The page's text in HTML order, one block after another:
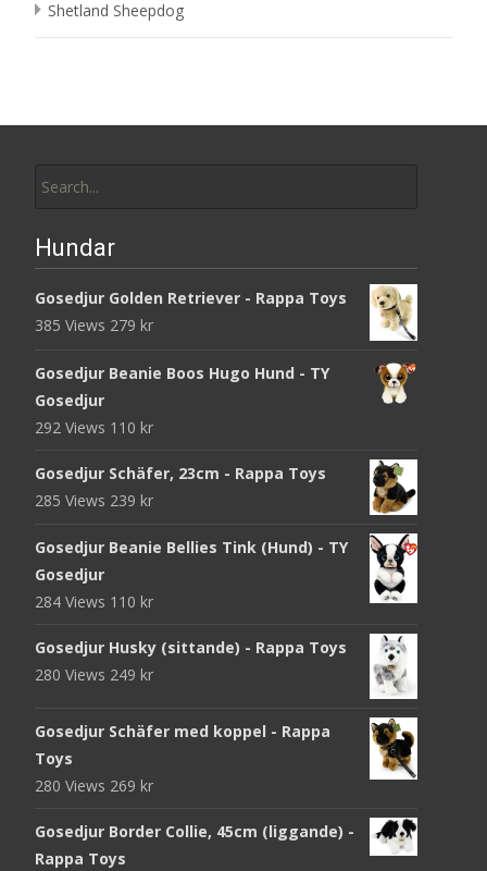
Shetland Sheepdog
for:
Hundar
Gosedjur Golden Retriever - Rappa Toys
385 Views 279 kr
Gosedjur Beanie Boos Hugo Hund - TY
Gosedjur
292 Views 110 kr
Gosedjur Schäfer, 23cm - Rappa Toys
285 Views 239 kr
Gosedjur Beanie Bellies Tink (Hund) - TY
Gosedjur
284 Views 110 kr
Gosedjur Husky (sittande) - Rappa Toys
280 Views 249 kr
Gosedjur Schäfer med koppel - Rappa
Toys
280 Views 269 kr
Gosedjur Border Collie, 45cm (liggande) -
Rappa Toys